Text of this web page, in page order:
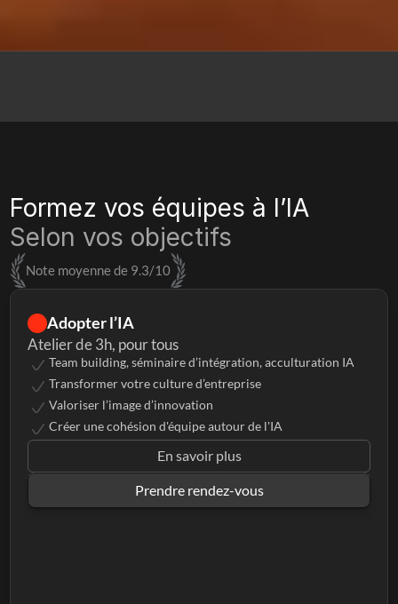
Formez vos équipes à l’IA
Selon vos objectifs
Note moyenne de 9.3/10
Adopter l’IA
Atelier de 3h, pour tous
Team building, séminaire d’intégration, acculturation IA
Transformer votre culture d’entreprise
Valoriser l’image d’innovation
Créer une cohésion d'équipe autour de l'IA
En savoir plus
Prendre rendez-vous